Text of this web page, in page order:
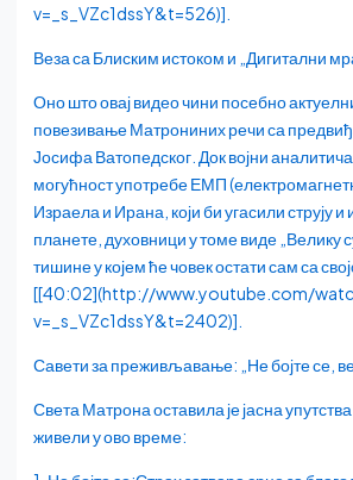
v=_s_VZc1dssY&t=526)].
Веза са Блиским истоком и „Дигитални
Оно што овај видео чини посебно
повезивање Матрониних речи са
Јосифа Ватопедског. Док војни
могућност употребе ЕМП
Израела и Ирана, који би угасили струју
планете, духовници у томе виде „Велику
тишине у којем ће човек остати сам са
[[40:02](http://www.youtube.com/
v=_s_VZc1dssY&t=2402)].
Савети за преживљавање: „Не бојте се,
Света Матрона оставила је јасна упутства
живели у ово време: